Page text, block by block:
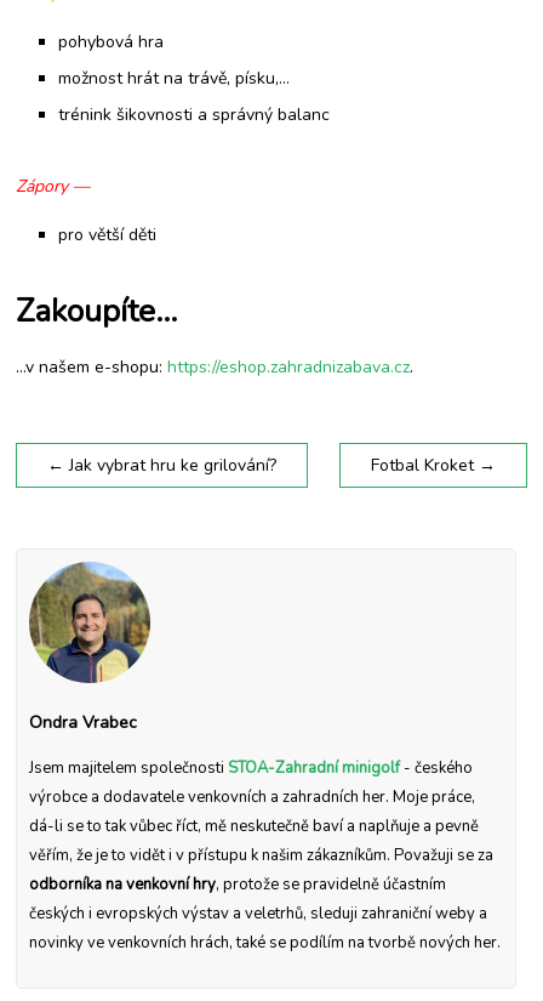
pohybová hra
možnost hrát na trávě, písku,…
trénink šikovnosti a správný balanc
Zápory —
pro větší děti
Zakoupíte…
…v našem e-shopu:https://eshop.zahradnizabava.cz.
← Jak vybrat hru ke grilování? Fotbal Kroket →
Ondra Vrabec
Jsem majitelem společnosti STOA-Zahradní minigolf- českého
výrobce a dodavatele venkovních a zahradních her. Moje práce,
dá-li se to tak vůbec říct, mě neskutečně baví a naplňuje a pevně
věřím, že je to vidět i v přístupu k našim zákazníkům. Považuji se za
odborníka na venkovní hry, protože se pravidelně účastním
českých i evropských výstav a veletrhů, sleduji zahraniční weby a
novinky ve venkovních hrách, také se podílím na tvorbě nových her.